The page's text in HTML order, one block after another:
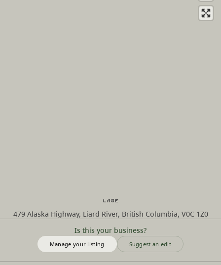
Is this your business?
Manage your listing Suggest an edit
Lage
479 Alaska Highway, Liard River, British Columbia, V0C 1Z0